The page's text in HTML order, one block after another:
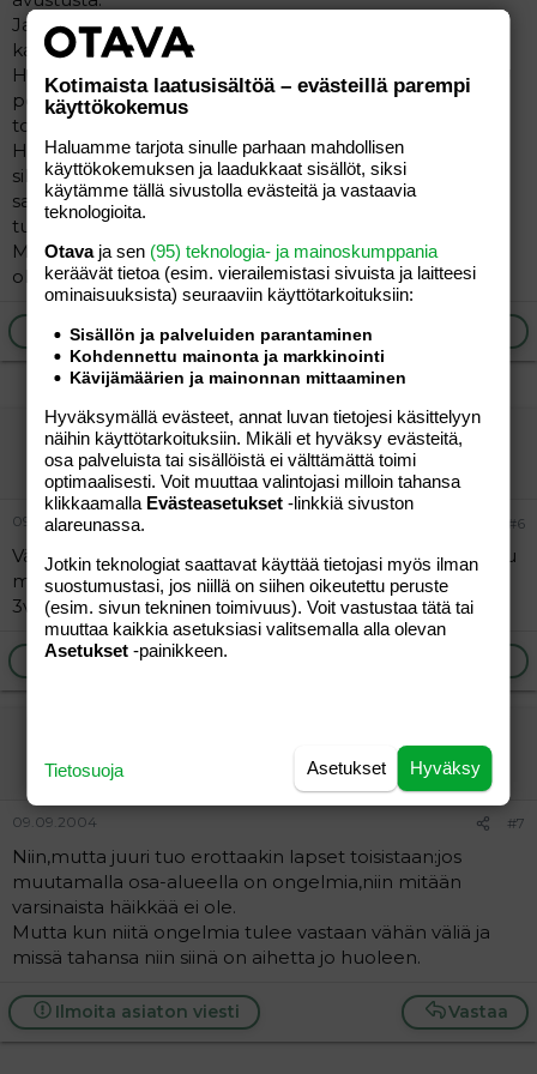
Ja tyttö ei syö pysty syömään "kokkareisia" ruokia vaan
kaikki pitää soseuttaa sileäksi.
Hän ei ole ikinä oppinut leikkimään vaan kulkee minun
perässä ja matkii asioita.Päiväkodissakin vaan seurailee
toisten leikkejä.
Hiusten pesu ja harjaus,hampaiden pesu,kevyesti
silittely,karkeat kankaat,sukkien
saumat,poolopaidat...Kaikki nämä ja moni muukin asia
tuntuu tytöstä todella pahalta.
Myöskään pyörällä-ajo ei meiltä suju vielä
ollenkaan.Jospa sitten vaikka ensi kesänä...
Ilmoita asiaton viesti
pojan äiti
Jäsen
09.09.2004 #6
Vähän asian vierestä;muttei meidänkään pojalta onnistu
mitenkään pyöräily, ei edes kolmipyörisellä ja ikää on
3v10kk. Ja on muuten ihan "normaali".
Ilmoita asiaton viesti
Uusi jäsen
09.09.2004 #7
Niin,mutta juuri tuo erottaakin lapset toisistaan:jos
muutamalla osa-alueella on ongelmia,niin mitään
varsinaista häikkää ei ole.
Mutta kun niitä ongelmia tulee vastaan vähän väliä ja
missä tahansa niin siinä on aihetta jo huoleen.
Vastaa
Ilmoita asiaton viesti
Kotimaista laatusisältöä – evästeillä parempi
käyttökokemus
Haluamme tarjota sinulle parhaan mahdollisen
käyttökokemuksen ja laadukkaat sisällöt, siksi
käytämme tällä sivustolla evästeitä ja vastaavia
teknologioita.
Otavaja sen (95) teknologia- ja mainoskumppania
keräävät tietoa (esim. vierailemis­tasi sivuista ja laitteesi
ominaisuuk­sista) seuraaviin käyttötarkoituksiin:
Sisällön ja palveluiden parantaminen
Kohdennettu mainonta ja markkinointi
Kävijämäärien ja mainonnan mittaaminen
Hyväksymällä evästeet, annat luvan tietojesi käsittelyyn
näihin käyttötarkoituksiin. Mikäli et hyväksy evästeitä,
osa palveluista tai sisällöistä ei välttämättä toimi
optimaalisesti. Voit muuttaa valintojasi milloin tahansa
klikkaamalla Evästeasetukset -linkkiä sivuston
alareunassa.
Jotkin teknologiat saattavat käyttää tietojasi myös ilman
suostumustasi, jos niillä on siihen oikeutettu peruste
(esim. sivun tekninen toimivuus). Voit vastustaa tätä tai
muuttaa kaikkia asetuksiasi valitsemalla alla olevan
Asetukset -painikkeen.
Hyväksy
Asetukset
Tietosuoja